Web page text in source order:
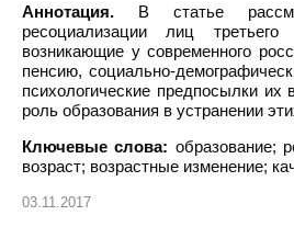
Аннотация. В статье
ресоциализации лиц третьего
возникающие у современного
пенсию, социально-
психологические предпосылки их
роль образования в устранении
Ключевые слова: образование;
возраст; возрастные изменение;
03.11.2017